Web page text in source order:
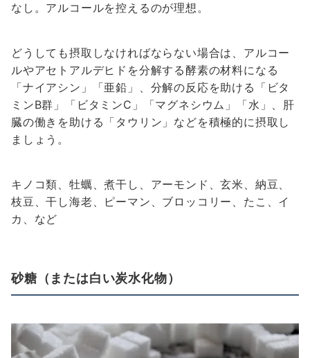
なし。アルコールを控えるのが理想。
どうしても摂取しなければならない場合は、アルコー
ルやアセトアルデヒドを分解する酵素の材料になる
「ナイアシン」「亜鉛」、分解の反応を助ける「ビタ
ミンB群」「ビタミンC」「マグネシウム」「水」、肝
臓の働きを助ける「タウリン」などを積極的に摂取し
ましょう。
キノコ類、牡蠣、煮干し、アーモンド、玄米、納豆、
枝豆、干し海老、ピーマン、ブロッコリー、たこ、イ
カ、など
砂糖（または白い炭水化物）